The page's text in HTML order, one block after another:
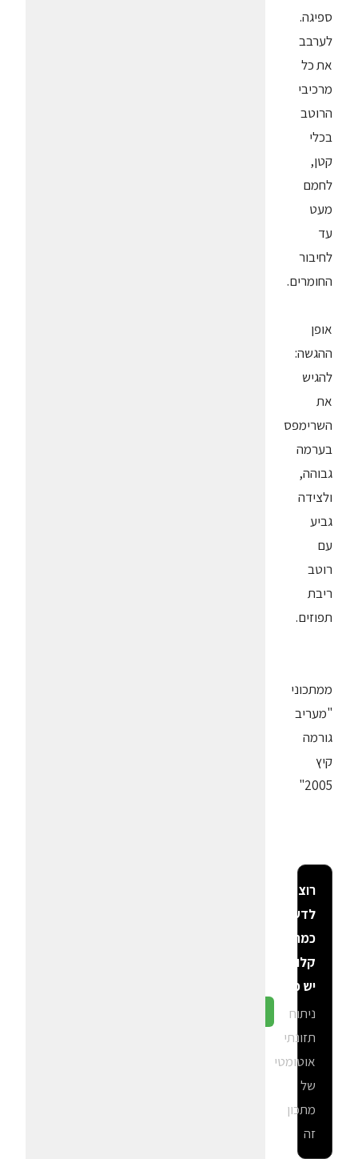
ספיגה.
לערבב
את כל
מרכיבי
הרוטב
בכלי
קטן,
לחמם
מעט
עד
לחיבור
החומרים.
אופן
ההגשה:
להגיש
את
השרימפס
בערמה
גבוהה,
ולצידה
גביע
עם
רוטב
ריבת
תפוזים.
ממתכוני
"מעריב
גורמה
קיץ
2005"
רוצה
לדעת
כמה
קלוריות
יש פה?
ניתוח
תזונתי
אוטומטי
של
מתכון
זה